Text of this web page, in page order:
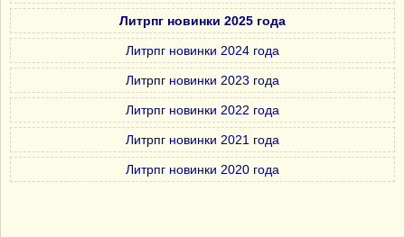
Литрпг новинки 2025 года
Литрпг новинки 2024 года
Литрпг новинки 2023 года
Литрпг новинки 2022 года
Литрпг новинки 2021 года
Литрпг новинки 2020 года